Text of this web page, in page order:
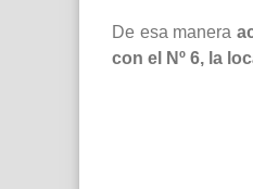
De esa manera
con el Nº 6, la